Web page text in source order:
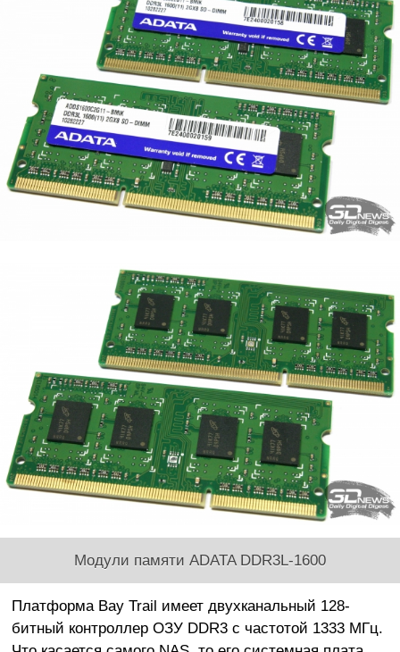
Модули памяти ADATA DDR3L-1600
Платформа Bay Trail имеет двухканальный 128-
битный контроллер ОЗУ DDR3 с частотой 1333 МГц.